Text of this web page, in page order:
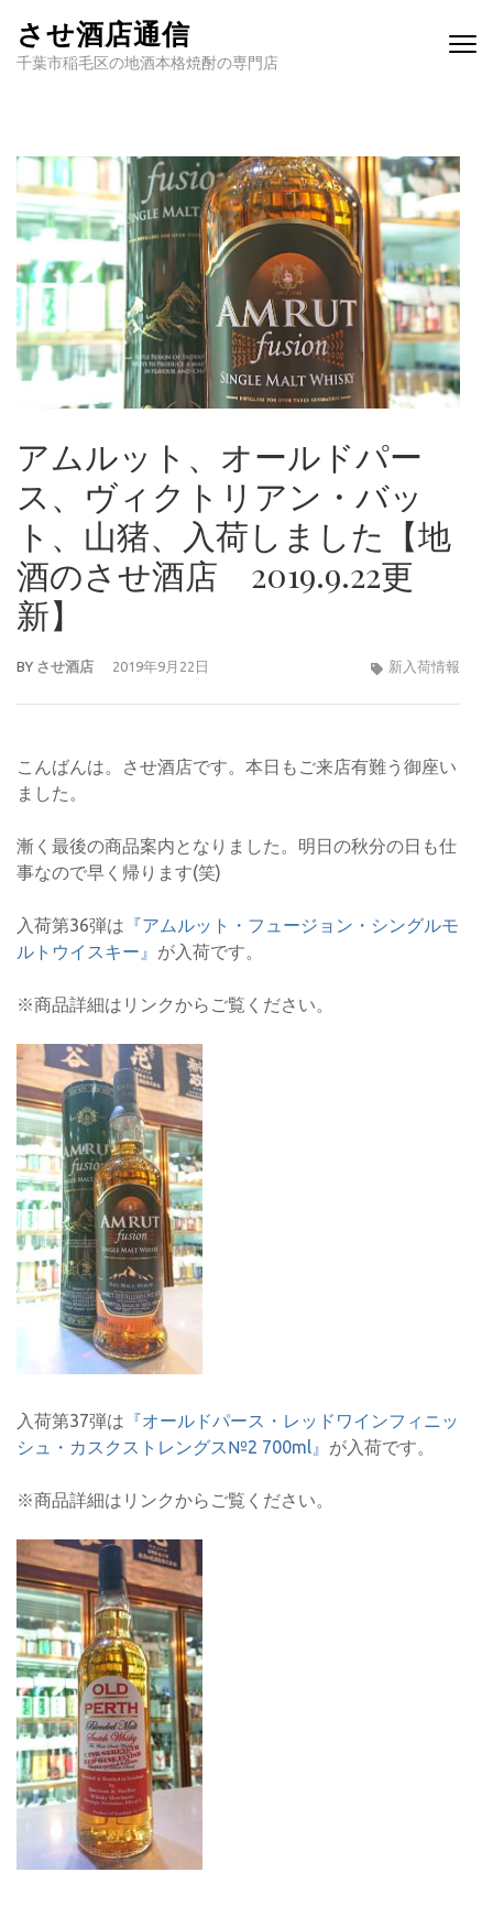
させ酒店通信
千葉市稲毛区の地酒本格焼酎の専門店
アムルット、オールドパー
ス、ヴィクトリアン・バッ
ト、山猪、入荷しました【地
酒のさせ酒店 2019.9.22更
新】
BY させ酒店 2019年9月22日 新入荷情報
こんばんは。させ酒店です。本日もご来店有難う御座い
ました。
漸く最後の商品案内となりました。明日の秋分の日も仕
事なので早く帰ります(笑)
入荷第36弾は 『アムルット・フュージョン・シングルモ
ルトウイスキー』 が入荷です。
※商品詳細はリンクからご覧ください。
入荷第37弾は 『オールドパース・レッドワインフィニッ
シュ・カスクストレングス№2 700ml』 が入荷です。
※商品詳細はリンクからご覧ください。